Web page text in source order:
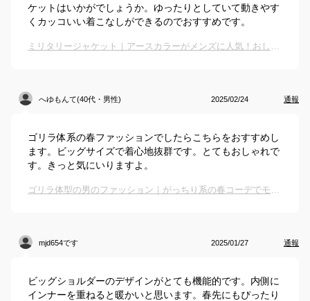
ケットはいかがでしょうか。ゆったりとしていて動きやす
くカッコいい着こなしができるのでおすすめです。
ミリタリージャケット｜アースカラーがメンズに人気！おしゃれなアウターのおすすめは？
へゆもんて(40代・男性) 2025/02/24 通報
ゴリラ体系の春ファッションでしたらこちらをおすすめし
ます。ビッグサイズで着心地抜群です。とてもおしゃれで
す。きっと気にいりますよ。
ゴリラ体型の男のファッション｜がっちり系の春コーデでモテると人気のおすすめは？
mjd654です 2025/01/27 通報
ビッグショルダーのデザインがとても機能的です。内側に
インナーを重ねると暖かいと思います。春先にもぴったり